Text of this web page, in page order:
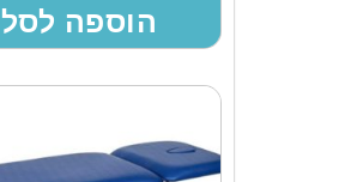
הוספה לסל